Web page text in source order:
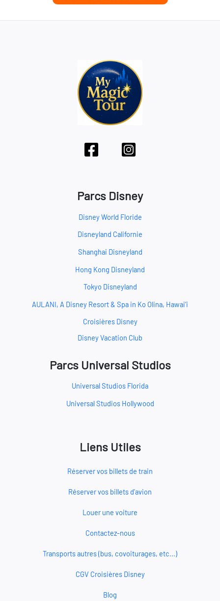
Parcs Disney
Disney World Floride
Disneyland Californie
Shanghai Disneyland
Hong Kong Disneyland
Tokyo Disneyland
AULANI, A Disney Resort & Spa in Ko Olina, Hawai‘i
Croisières Disney
Disney Vacation Club
Parcs Universal Studios
Universal Studios Florida
Universal Studios Hollywood
Liens Utiles
Réserver vos billets de train
Réserver vos billets d'avion
Louer une voiture
Contactez-nous
Transports autres (bus, covoiturages, etc...)
CGV Croisières Disney
Blog